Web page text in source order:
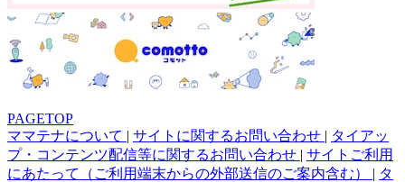
PAGETOP
ママテナについて | サイトに関するお問い合わせ | タイアッ
プ・コンテンツ配信等に関するお問い合わせ | サイトご利用
にあたって（ご利用端末からの外部送信のご案内含む） | タ